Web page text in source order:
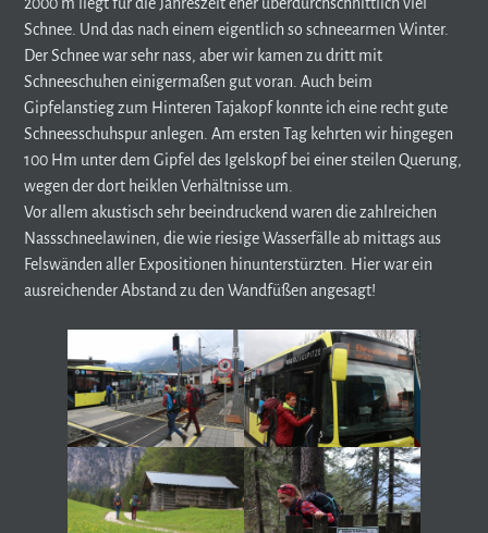
2000 m liegt für die Jahreszeit eher überdurchschnittlich viel
Schnee. Und das nach einem eigentlich so schneearmen Winter.
Der Schnee war sehr nass, aber wir kamen zu dritt mit
Schneeschuhen einigermaßen gut voran. Auch beim
Gipfelanstieg zum Hinteren Tajakopf konnte ich eine recht gute
Schneesschuhspur anlegen. Am ersten Tag kehrten wir hingegen
100 Hm unter dem Gipfel des Igelskopf bei einer steilen Querung,
wegen der dort heiklen Verhältnisse um.
Vor allem akustisch sehr beeindruckend waren die zahlreichen
Nassschneelawinen, die wie riesige Wasserfälle ab mittags aus
Felswänden aller Expositionen hinunterstürzten. Hier war ein
ausreichender Abstand zu den Wandfüßen angesagt!